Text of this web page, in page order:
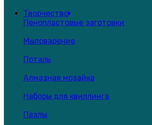
Творчество
Пенопластовые заготовки
Мыловарение
Поталь
Алмазная мозайка
Наборы для квиллинга
Пазлы